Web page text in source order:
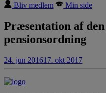
Bliv medlem
Min side
Præsentation af
pensionsordning
24. jun 201617. okt 2017